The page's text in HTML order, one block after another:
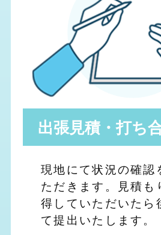
出張見積・打ち
現地にて状況の確認
ただきます。見積も
得していただいたら
て提出いたします。